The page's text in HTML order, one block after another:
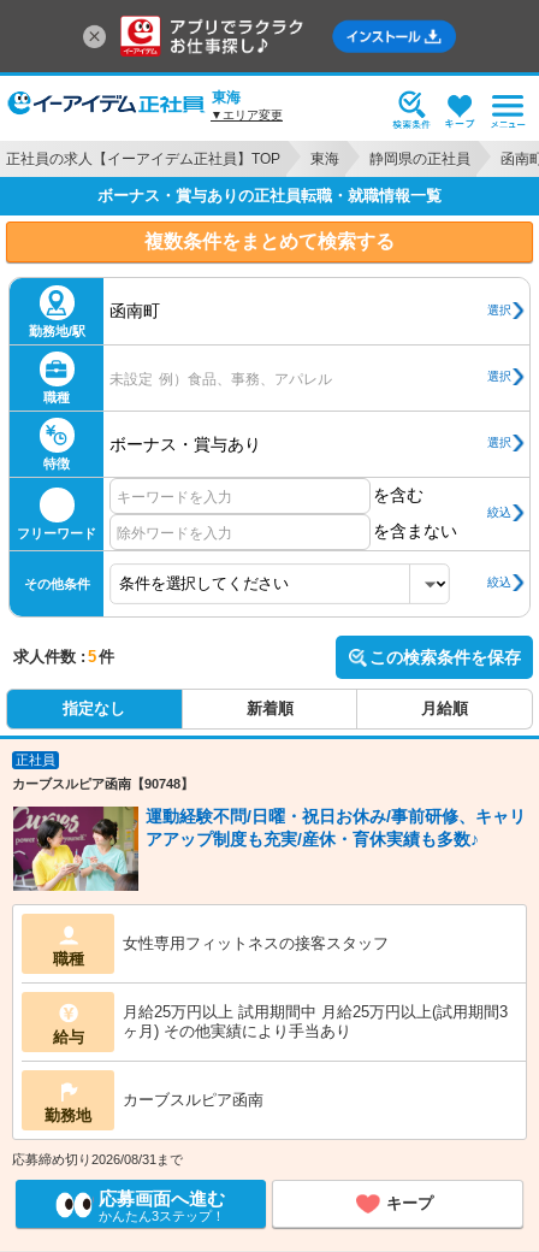
東海
▼エリア変更
正社員の求人【イーアイデム正社員】TOP 東海 静岡県の正社員 函南
ボーナス・賞与ありの正社員転職・就職情報一覧
複数条件をまとめて検索する
勤務地/駅
函南町 選択
職種
未設定 例）食品、事務、アパレル 選択
特徴
ボーナス・賞与あり 選択
フリーワード
を含む
を含まない
絞込
その他条件 絞込
求人件数 : 5件 この検索条件を保存
指定なし 新着順 月給順
正社員
カーブスルピア函南【90748】
運動経験不問/日曜・祝日お休み/事前研修、キャリ
アアップ制度も充実/産休・育休実績も多数♪
職種
女性専用フィットネスの接客スタッフ
給与
月給25万円以上 試用期間中 月給25万円以上(試用期間3
ヶ月) その他実績により手当あり
勤務地
カーブスルピア函南
応募締め切り2026/08/31まで
応募画面へ進む
かんたん3ステップ！
キープ